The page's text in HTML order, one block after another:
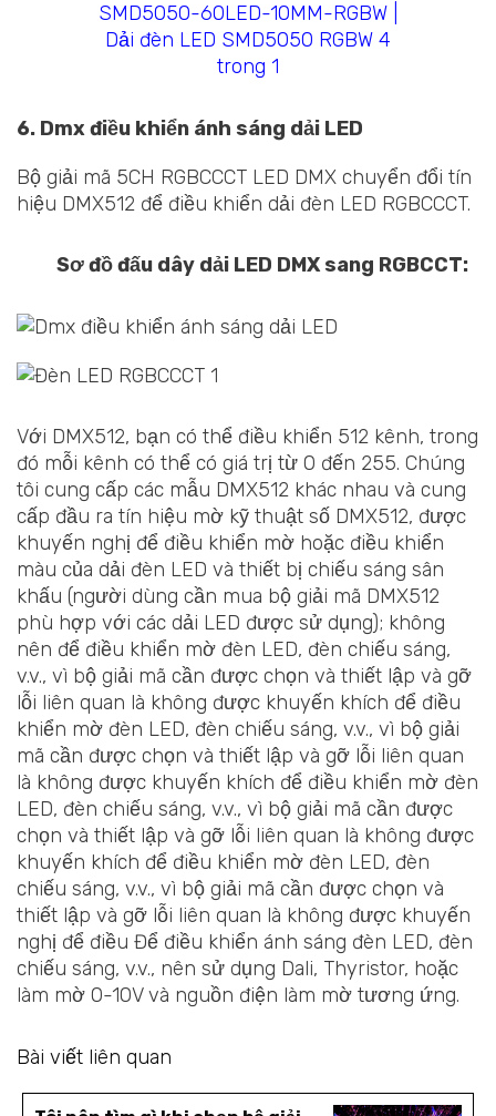
SMD5050-60LED-10MM-RGBW |
Dải đèn LED SMD5050 RGBW 4
trong 1
6. Dmx điều khiển ánh sáng dải LED
Bộ giải mã 5CH RGBCCCT LED DMX chuyển đổi tín
hiệu DMX512 để điều khiển dải đèn LED RGBCCCT.
Sơ đồ đấu dây dải LED DMX sang RGBCCT:
Với DMX512, bạn có thể điều khiển 512 kênh, trong
đó mỗi kênh có thể có giá trị từ 0 đến 255. Chúng
tôi cung cấp các mẫu DMX512 khác nhau và cung
cấp đầu ra tín hiệu mờ kỹ thuật số DMX512, được
khuyến nghị để điều khiển mờ hoặc điều khiển
màu của dải đèn LED và thiết bị chiếu sáng sân
khấu (người dùng cần mua bộ giải mã DMX512
phù hợp với các dải LED được sử dụng); không
nên để điều khiển mờ đèn LED, đèn chiếu sáng,
v.v., vì bộ giải mã cần được chọn và thiết lập và gỡ
lỗi liên quan là không được khuyến khích để điều
khiển mờ đèn LED, đèn chiếu sáng, v.v., vì bộ giải
mã cần được chọn và thiết lập và gỡ lỗi liên quan
là không được khuyến khích để điều khiển mờ đèn
LED, đèn chiếu sáng, v.v., vì bộ giải mã cần được
chọn và thiết lập và gỡ lỗi liên quan là không được
khuyến khích để điều khiển mờ đèn LED, đèn
chiếu sáng, v.v., vì bộ giải mã cần được chọn và
thiết lập và gỡ lỗi liên quan là không được khuyến
nghị để điều Để điều khiển ánh sáng đèn LED, đèn
chiếu sáng, v.v., nên sử dụng Dali, Thyristor, hoặc
làm mờ 0-10V và nguồn điện làm mờ tương ứng.
Bài viết liên quan